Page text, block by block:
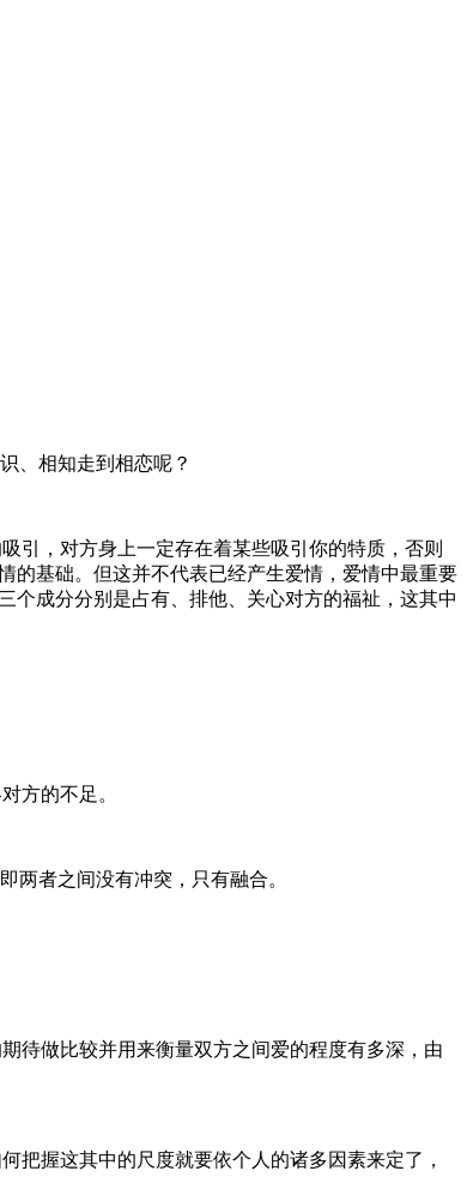
、相知走到相恋呢？
引，对方身上一定存在着某些吸引你的特质，否则
的基础。但这并不代表已经产生爱情，爱情中最重要
个成分分别是占有、排他、关心对方的福祉，这其中
方的不足。
者之间没有冲突，只有融合。
待做比较并用来衡量双方之间爱的程度有多深，由
握这其中的尺度就要依个人的诸多因素来定了，